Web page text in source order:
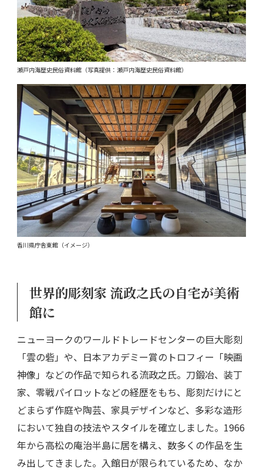
瀬戸内海歴史民俗資料館（写真提供：瀬戸内海歴史民俗資料館）
香川県庁舎東館（イメージ）
世界的彫刻家 流政之氏の自宅が美術
館に
ニューヨークのワールドトレードセンターの巨大彫刻
「雲の砦」や、日本アカデミー賞のトロフィー「映画
神像」などの作品で知られる流政之氏。刀鍛冶、装丁
家、零戦パイロットなどの経歴をもち、彫刻だけにと
どまらず作庭や陶芸、家具デザインなど、多彩な造形
において独自の技法やスタイルを確立しました。1966
年から高松の庵治半島に居を構え、数多くの作品を生
み出してきました。入館日が限られているため、なか